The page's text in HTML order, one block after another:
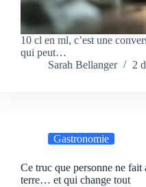
10 cl en ml, c’est une
qui peut…
Sarah Bellanger
2
Gastronomie
Ce truc que personne ne fait
terre… et qui change tout